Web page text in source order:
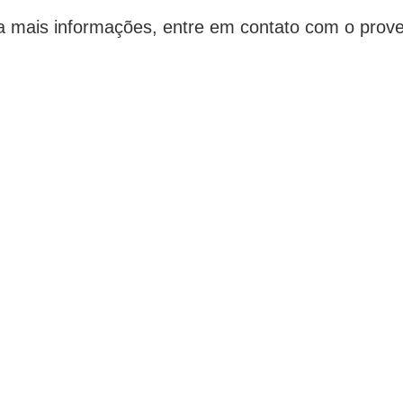
mais informações, entre em contato com o